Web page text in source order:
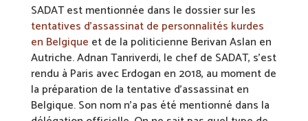
SADAT est mentionnée dans le dossier sur les
tentatives d’assassinat de personnalités kurdes
en Belgique et de la politicienne Berivan Aslan en
Autriche. Adnan Tanriverdi, le chef de SADAT, s’est
rendu à Paris avec Erdogan en 2018, au moment de
la préparation de la tentative d’assassinat en
Belgique. Son nom n’a pas été mentionné dans la